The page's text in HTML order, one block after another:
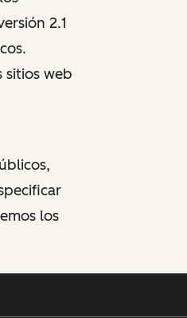
2.1
sitios web
los